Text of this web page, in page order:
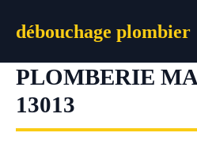
débouchage plombier
PLOMBERIE
13013